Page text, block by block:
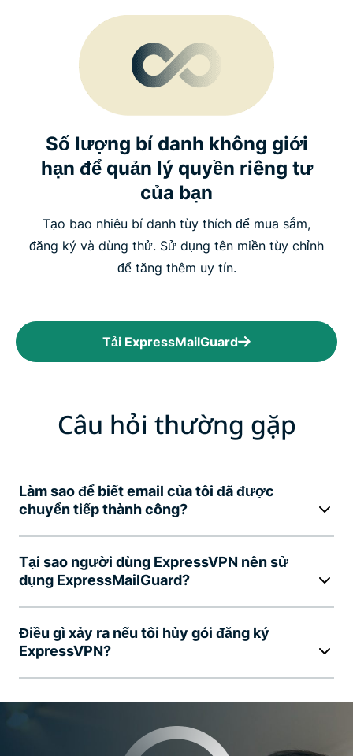
Số lượng bí danh không giới
hạn để quản lý quyền riêng tư
của bạn
Tạo bao nhiêu bí danh tùy thích để mua sắm,
đăng ký và dùng thử. Sử dụng tên miền tùy chỉnh
để tăng thêm uy tín.
Tải ExpressMailGuard
Câu hỏi thường gặp
Làm sao để biết email của tôi đã được
chuyển tiếp thành công?
Tại sao người dùng ExpressVPN nên sử
dụng ExpressMailGuard?
Điều gì xảy ra nếu tôi hủy gói đăng ký
ExpressVPN?